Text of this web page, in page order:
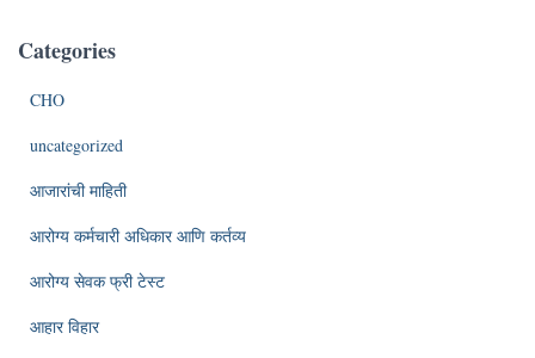
Categories
CHO
uncategorized
आजारांची माहिती
आरोग्य कर्मचारी अधिकार आणि कर्तव्य
आरोग्य सेवक फ्री टेस्ट
आहार विहार